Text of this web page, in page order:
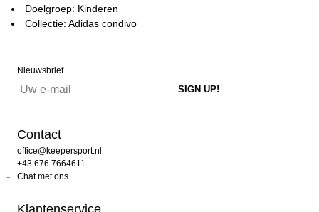
Doelgroep: Kinderen
Collectie: Adidas condivo
Nieuwsbrief
Contact
office@keepersport.nl
+43 676 7664611
Chat met ons
Klantenservice